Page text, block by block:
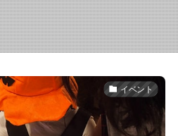
イベント